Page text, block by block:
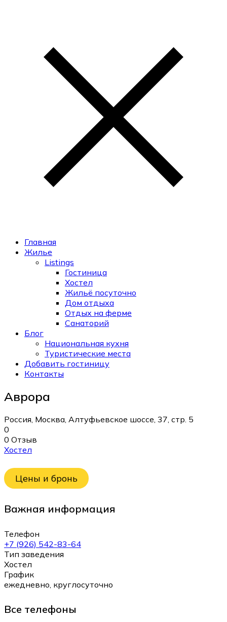
Главная
Жилье
Listings
Гостиница
Хостел
Жильё посуточно
Дом отдыха
Отдых на ферме
Санаторий
Блог
Национальная кухня
Туристические места
Добавить гостиницу
Контакты
Аврора
Россия, Москва, Алтуфьевское шоссе, 37, стр. 5
0
0 Отзыв
Хостел
Цены и бронь
Важная информация
Телефон
+7 (926) 542-83-64
Тип заведения
Хостел
График
ежедневно, круглосуточно
Все телефоны